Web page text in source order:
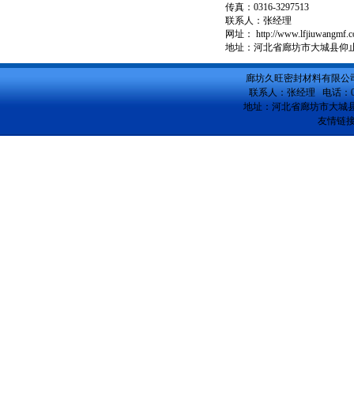
传真：0316-3297513
联系人：张经理
网址： http://
地址：河北省廊坊市大城县仰
廊坊久旺密封材料有限
联系人：张经理 电话：
地址：河北省廊坊市大城
友情链